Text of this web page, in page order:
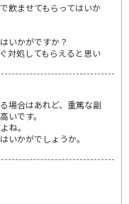
飲ませてもらってはいか
いかがですか？
対処してもらえると思い
場合はあれど、重篤な副
いです。
ね。
いかがでしょうか。